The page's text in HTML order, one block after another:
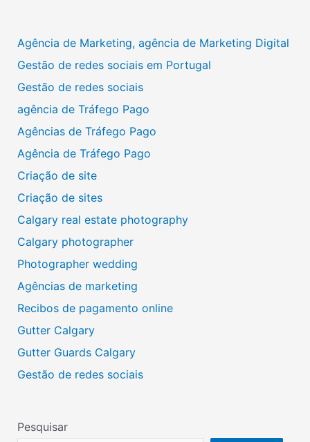
Agência de Marketing, agência de Marketing Digital
Gestão de redes sociais em Portugal
Gestão de redes sociais
agência de Tráfego Pago
Agências de Tráfego Pago
Agência de Tráfego Pago
Criação de site
Criação de sites
Calgary real estate photography
Calgary photographer
Photographer wedding
Agências de marketing
Recibos de pagamento online
Gutter Calgary
Gutter Guards Calgary
Gestão de redes sociais
Pesquisar